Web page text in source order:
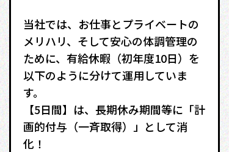
当社では、お仕事とプライベートの
メリハリ、そして安心の体調管理の
ために、有給休暇（初年度10日）を
以下のように分けて運用していま
す。
【5日間】は、長期休み期間等に「計
画的付与（一斉取得）」として消
化！